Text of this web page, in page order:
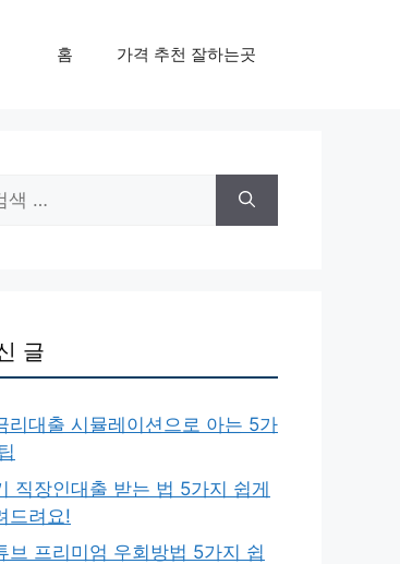
홈 가격 추천 잘하는곳
글
리대출 시뮬레이션으로 아는 5가
직장인대출 받는 법 5가지 쉽게
드려요!
브 프리미엄 우회방법 5가지 쉽